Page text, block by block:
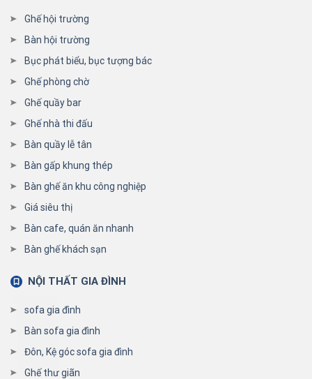
Ghế hội trường
Bàn hội trường
Bục phát biểu, bục tượng bác
Ghế phòng chờ
Ghế quầy bar
Ghế nhà thi đấu
Bàn quầy lễ tân
Bàn gấp khung thép
Bàn ghế ăn khu công nghiệp
Giá siêu thị
Bàn cafe, quán ăn nhanh
Bàn ghế khách sạn
NỘI THẤT GIA ĐÌNH
sofa gia đình
Bàn sofa gia đình
Đôn, Kệ góc sofa gia đình
Ghế thư giãn